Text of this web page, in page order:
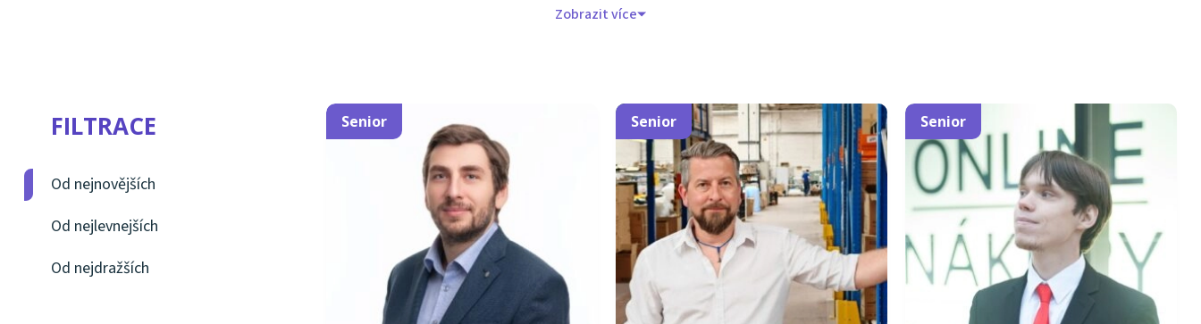
(10) Instagram(4)
Zobrazit více
FILTRACE
Od nejnovějších
Od nejlevnejších
Od nejdražších
Senior Senior Senior